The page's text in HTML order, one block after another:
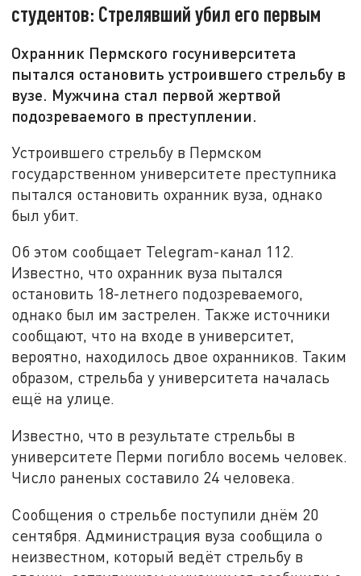
студентов: Стрелявший убил его первым
Охранник Пермского госуниверситета
пытался остановить устроившего стрельбу в
вузе. Мужчина стал первой жертвой
подозреваемого в преступлении.
Устроившего стрельбу в Пермском
государственном университете преступника
пытался остановить охранник вуза, однако
был убит.
Об этом сообщает Telegram-канал 112.
Известно, что охранник вуза пытался
остановить 18-летнего подозреваемого,
однако был им застрелен. Также источники
сообщают, что на входе в университет,
вероятно, находилось двое охранников. Таким
образом, стрельба у университета началась
ещё на улице.
Известно, что в результате стрельбы в
университете Перми погибло восемь человек.
Число раненых составило 24 человека.
Сообщения о стрельбе поступили днём 20
сентября. Администрация вуза сообщила о
неизвестном, который ведёт стрельбу в